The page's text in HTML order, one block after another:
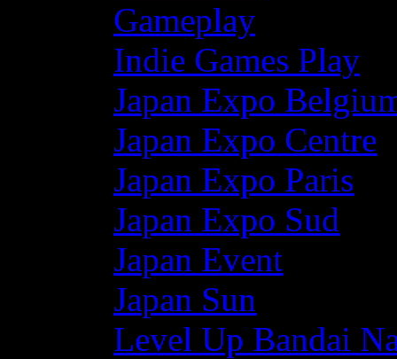
Gameplay
Indie Games Play
Japan Expo
Japan Expo Centre
Japan Expo Paris
Japan Expo Sud
Japan Event
Japan Sun
Level Up Bandai